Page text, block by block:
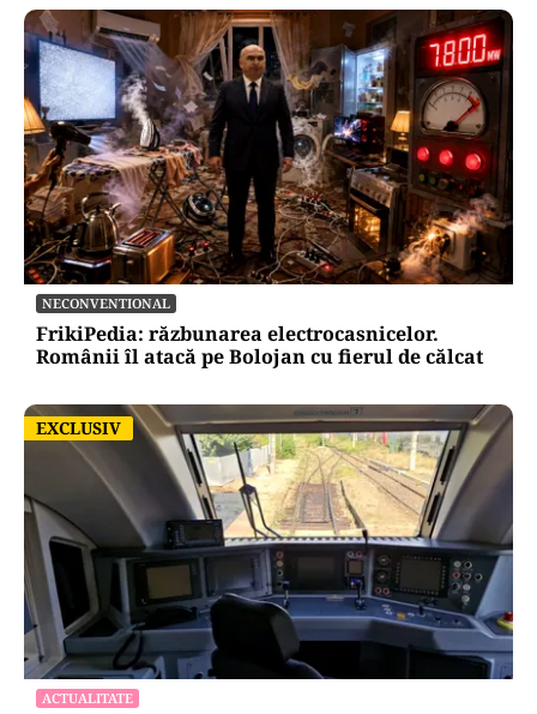
NECONVENTIONAL
FrikiPedia: răzbunarea electrocasnicelor.
Românii îl atacă pe Bolojan cu fierul de călcat
EXCLUSIV
EXCLUSIV
ACTUALITATE